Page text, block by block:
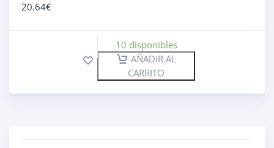
20.64€
10 disponibles
AÑADIR AL
CARRITO